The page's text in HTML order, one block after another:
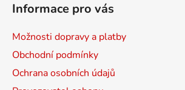
Informace pro vás
Možnosti dopravy a platby
Obchodní podmínky
Ochrana osobních údajů